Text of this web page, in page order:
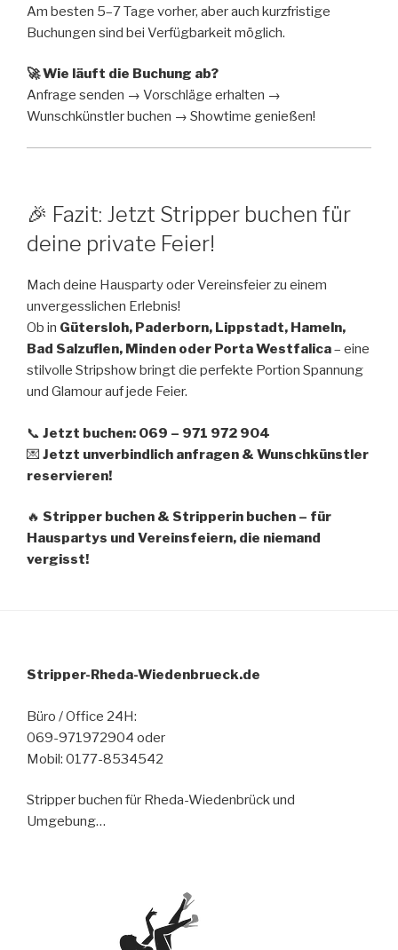
Am besten 5–7 Tage vorher, aber auch kurzfristige
Buchungen sind bei Verfügbarkeit möglich.
🚀 Wie läuft die Buchung ab?
Anfrage senden → Vorschläge erhalten →
Wunschkünstler buchen → Showtime genießen!
🎉 Fazit: Jetzt Stripper buchen für
deine private Feier!
Mach deine Hausparty oder Vereinsfeier zu einem
unvergesslichen Erlebnis!
Ob in Gütersloh, Paderborn, Lippstadt, Hameln,
Bad Salzuflen, Minden oder Porta Westfalica– eine
stilvolle Stripshow bringt die perfekte Portion Spannung
und Glamour auf jede Feier.
📞 Jetzt buchen: 069 – 971 972 904
💌 Jetzt unverbindlich anfragen & Wunschkünstler
reservieren!
🔥 Stripper buchen & Stripperin buchen – für
Hauspartys und Vereinsfeiern, die niemand
vergisst!
Stripper-Rheda-Wiedenbrueck.de
Büro / Office 24H:
069-971972904 oder
Mobil: 0177-8534542
Stripper buchen für Rheda-Wiedenbrück und
Umgebung…